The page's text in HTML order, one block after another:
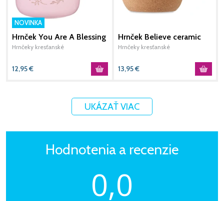
NOVINKA
Hrnček You Are A Blessing
Pink
Hrnčeky kresťanské
12,95€
Hrnček Believe ceramic
insulated
Hrnčeky kresťanské
13,95€
UKÁZAŤ VIAC
Hodnotenia a recenzie
0,0